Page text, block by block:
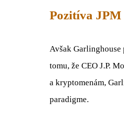
Pozitíva
Avšak
tomu, že CEO J.P.
a kryptomenám,
paradigme.